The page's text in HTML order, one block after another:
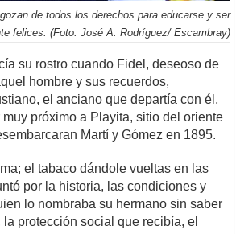
de todos los derechos para educarse y ser
felices. (Foto: José A. Rodríguez/ Escambray)
su rostro cuando Fidel, deseoso de
hombre y sus recuerdos,
el anciano que departía con él,
próximo a Playita, sitio del oriente
Martí y Gómez en 1895.
el tabaco dándole vueltas en las
por la historia, las condiciones y
lo nombraba su hermano sin saber
protección social que recibía, el